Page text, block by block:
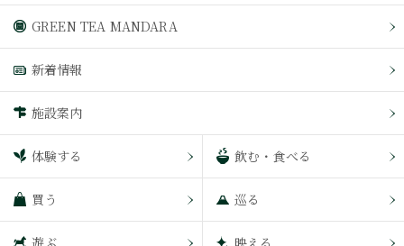
GREEN TEA MANDARA
新着情報
施設案内
体験する 飲む・食べる
買う 巡る